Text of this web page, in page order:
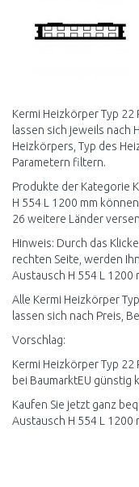
Kermi Heizkörper Typ 22
lassen sich jeweils nach
Heizkörpers, Typ des
Parametern filtern.
Produkte der Kategorie
H 554 L 1200 mm
26 weitere Länder
Hinweis: Durch das
rechten Seite, werden
Austausch H 554 L 1200
Alle Kermi Heizkörper
lassen sich nach Preis,
Vorschlag:
Kermi Heizkörper Typ
bei BaumarktEU günstig
Kaufen Sie jetzt ganz
Austausch H 554 L 1200